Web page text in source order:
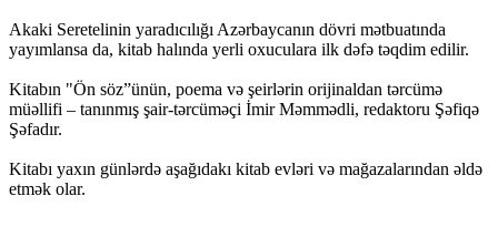
Akaki Seretelinin yaradıcılığı Azərbaycanın dövri mətbuatında
yayımlansa da, kitab halında yerli oxuculara ilk dəfə təqdim edilir.
Kitabın "Ön söz”ünün, poema və şeirlərin orijinaldan tərcümə
müəllifi – tanınmış şair-tərcüməçi İmir Məmmədli, redaktoru Şəfiqə
Şəfadır.
Kitabı yaxın günlərdə aşağıdakı kitab evləri və mağazalarından əldə
etmək olar.